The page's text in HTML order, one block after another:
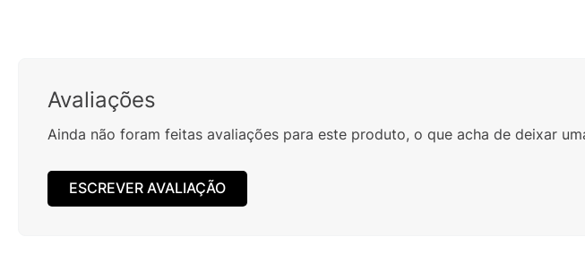
Avaliações
Ainda não foram feitas avaliações para este produto, o que acha de deixar
ESCREVER AVALIAÇÃO